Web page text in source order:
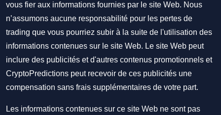
vous fier aux informations fournies par le site Web. Nous
n’assumons aucune responsabilité pour les pertes de
trading que vous pourriez subir à la suite de l'utilisation des
informations contenues sur le site Web. Le site Web peut
inclure des publicités et d'autres contenus promotionnels et
CryptoPredictions peut recevoir de ces publicités une
compensation sans frais supplémentaires de votre part.
Les informations contenues sur ce site Web ne sont pas